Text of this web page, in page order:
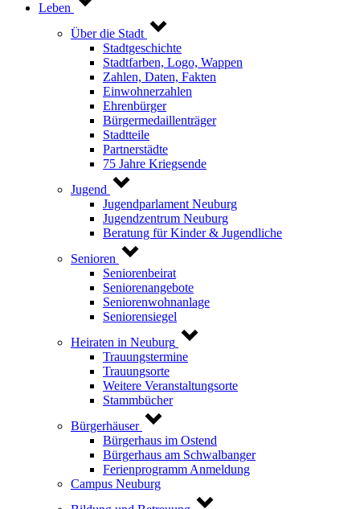
Leben
Über die Stadt
Stadtgeschichte
Stadtfarben, Logo, Wappen
Zahlen, Daten, Fakten
Einwohnerzahlen
Ehrenbürger
Bürgermedaillenträger
Stadtteile
Partnerstädte
75 Jahre Kriegsende
Jugend
Jugendparlament Neuburg
Jugendzentrum Neuburg
Beratung für Kinder & Jugendliche
Senioren
Seniorenbeirat
Seniorenangebote
Seniorenwohnanlage
Seniorensiegel
Heiraten in Neuburg
Trauungstermine
Trauungsorte
Weitere Veranstaltungsorte
Stammbücher
Bürgerhäuser
Bürgerhaus im Ostend
Bürgerhaus am Schwalbanger
Ferienprogramm Anmeldung
Campus Neuburg